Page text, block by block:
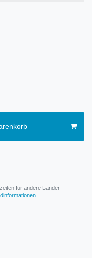
für andere Länder